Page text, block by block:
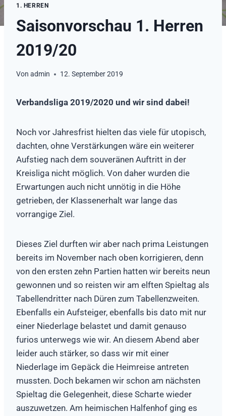
1. HERREN
Saisonvorschau 1. Herren
2019/20
Von admin 12. September 2019
Verbandsliga 2019/2020 und wir sind dabei!
Noch vor Jahresfrist hielten das viele für utopisch,
dachten, ohne Verstärkungen wäre ein weiterer
Aufstieg nach dem souveränen Auftritt in der
Kreisliga nicht möglich. Von daher wurden die
Erwartungen auch nicht unnötig in die Höhe
getrieben, der Klassenerhalt war lange das
vorrangige Ziel.
Dieses Ziel durften wir aber nach prima Leistungen
bereits im November nach oben korrigieren, denn
von den ersten zehn Partien hatten wir bereits neun
gewonnen und so reisten wir am elften Spieltag als
Tabellendritter nach Düren zum Tabellenzweiten.
Ebenfalls ein Aufsteiger, ebenfalls bis dato mit nur
einer Niederlage belastet und damit genauso
furios unterwegs wie wir. An diesem Abend aber
leider auch stärker, so dass wir mit einer
Niederlage im Gepäck die Heimreise antreten
mussten. Doch bekamen wir schon am nächsten
Spieltag die Gelegenheit, diese Scharte wieder
auszuwetzen. Am heimischen Halfenhof ging es